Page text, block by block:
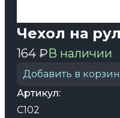
Чехол на
164 ₽В наличии
Добавить в
Артикул:
C102